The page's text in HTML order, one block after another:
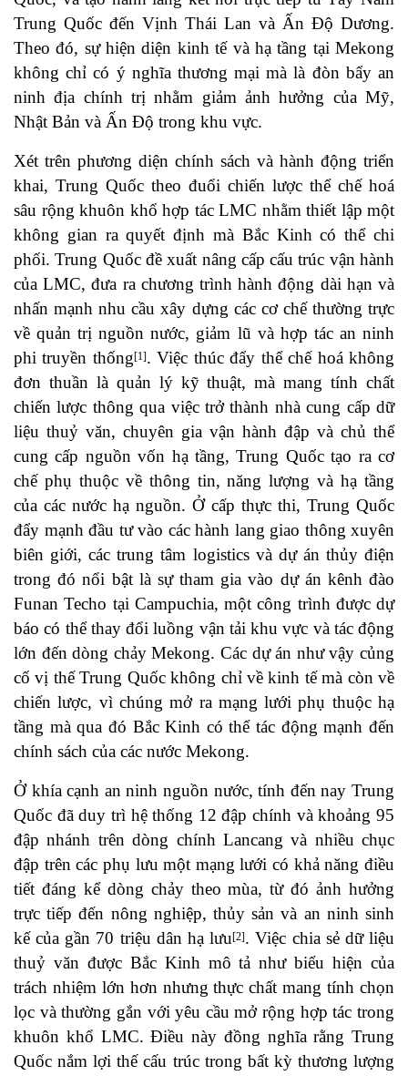
Trung Quốc đến Vịnh Thái Lan và Ấn Độ Dương.
Theo đó, sự hiện diện kinh tế và hạ tầng tại Mekong
không chỉ có ý nghĩa thương mại mà là đòn bẩy an
ninh địa chính trị nhằm giảm ảnh hưởng của Mỹ,
Nhật Bản và Ấn Độ trong khu vực.
Xét trên phương diện chính sách và hành động triển
khai, Trung Quốc theo đuổi chiến lược thể chế hoá
sâu rộng khuôn khổ hợp tác LMC nhằm thiết lập một
không gian ra quyết định mà Bắc Kinh có thể chi
phối. Trung Quốc đề xuất nâng cấp cấu trúc vận hành
của LMC, đưa ra chương trình hành động dài hạn và
nhấn mạnh nhu cầu xây dựng các cơ chế thường trực
về quản trị nguồn nước, giảm lũ và hợp tác an ninh
phi truyền thống [1] . Việc thúc đẩy thể chế hoá không
đơn thuần là quản lý kỹ thuật, mà mang tính chất
chiến lược thông qua việc trở thành nhà cung cấp dữ
liệu thuỷ văn, chuyên gia vận hành đập và chủ thể
cung cấp nguồn vốn hạ tầng, Trung Quốc tạo ra cơ
chế phụ thuộc về thông tin, năng lượng và hạ tầng
của các nước hạ nguồn. Ở cấp thực thi, Trung Quốc
đẩy mạnh đầu tư vào các hành lang giao thông xuyên
biên giới, các trung tâm logistics và dự án thủy điện
trong đó nổi bật là sự tham gia vào dự án kênh đào
Funan Techo tại Campuchia, một công trình được dự
báo có thể thay đổi luồng vận tải khu vực và tác động
lớn đến dòng chảy Mekong. Các dự án như vậy củng
cố vị thế Trung Quốc không chỉ về kinh tế mà còn về
chiến lược, vì chúng mở ra mạng lưới phụ thuộc hạ
tầng mà qua đó Bắc Kinh có thể tác động mạnh đến
chính sách của các nước Mekong.
Ở khía cạnh an ninh nguồn nước, tính đến nay Trung
Quốc đã duy trì hệ thống 12 đập chính và khoảng 95
đập nhánh trên dòng chính Lancang và nhiều chục
đập trên các phụ lưu một mạng lưới có khả năng điều
tiết đáng kể dòng chảy theo mùa, từ đó ảnh hưởng
trực tiếp đến nông nghiệp, thủy sản và an ninh sinh
kế của gần 70 triệu dân hạ lưu [2] . Việc chia sẻ dữ liệu
thuỷ văn được Bắc Kinh mô tả như biểu hiện của
trách nhiệm lớn hơn nhưng thực chất mang tính chọn
lọc và thường gắn với yêu cầu mở rộng hợp tác trong
khuôn khổ LMC. Điều này đồng nghĩa rằng Trung
Quốc nắm lợi thế cấu trúc trong bất kỳ thương lượng